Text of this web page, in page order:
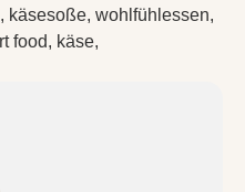
käsesoße, wohlfühlessen,
food, käse,